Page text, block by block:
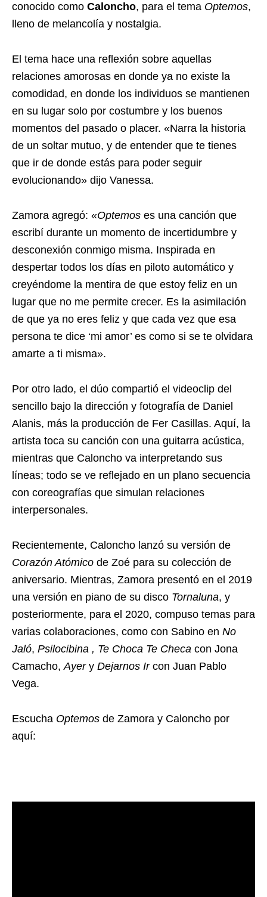
conocido como Caloncho, para el tema Optemos,
lleno de melancolía y nostalgia.
El tema hace una reflexión sobre aquellas
relaciones amorosas en donde ya no existe la
comodidad, en donde los individuos se mantienen
en su lugar solo por costumbre y los buenos
momentos del pasado o placer. «Narra la historia
de un soltar mutuo, y de entender que te tienes
que ir de donde estás para poder seguir
evolucionando» dijo Vanessa.
Zamora agregó: «Optemos es una canción que
escribí durante un momento de incertidumbre y
desconexión conmigo misma. Inspirada en
despertar todos los días en piloto automático y
creyéndome la mentira de que estoy feliz en un
lugar que no me permite crecer. Es la asimilación
de que ya no eres feliz y que cada vez que esa
persona te dice ‘mi amor’ es como si se te olvidara
amarte a ti misma».
Por otro lado, el dúo compartió el videoclip del
sencillo bajo la dirección y fotografía de Daniel
Alanis, más la producción de Fer Casillas. Aquí, la
artista toca su canción con una guitarra acústica,
mientras que Caloncho va interpretando sus
líneas; todo se ve reflejado en un plano secuencia
con coreografías que simulan relaciones
interpersonales.
Recientemente, Caloncho lanzó su versión de
Corazón Atómico de Zoé para su colección de
aniversario. Mientras, Zamora presentó en el 2019
una versión en piano de su disco Tornaluna, y
posteriormente, para el 2020, compuso temas para
varias colaboraciones, como con Sabino en No
Jaló, Psilocibina , Te Choca Te Checa con Jona
Camacho,Ayery Dejarnos Ircon Juan Pablo
Vega.
Escucha Optemos de Zamora y Caloncho por
aquí: